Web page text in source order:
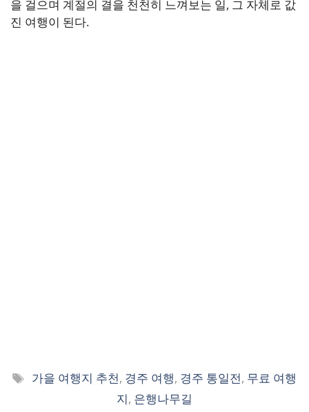
을 걸으며 계절의 결을 천천히 느껴보는 일, 그 자체로 값
진 여행이 된다.
태
가을 여행지 추천, 경주 여행, 경주 통일전, 무료 여행
지, 은행나무길